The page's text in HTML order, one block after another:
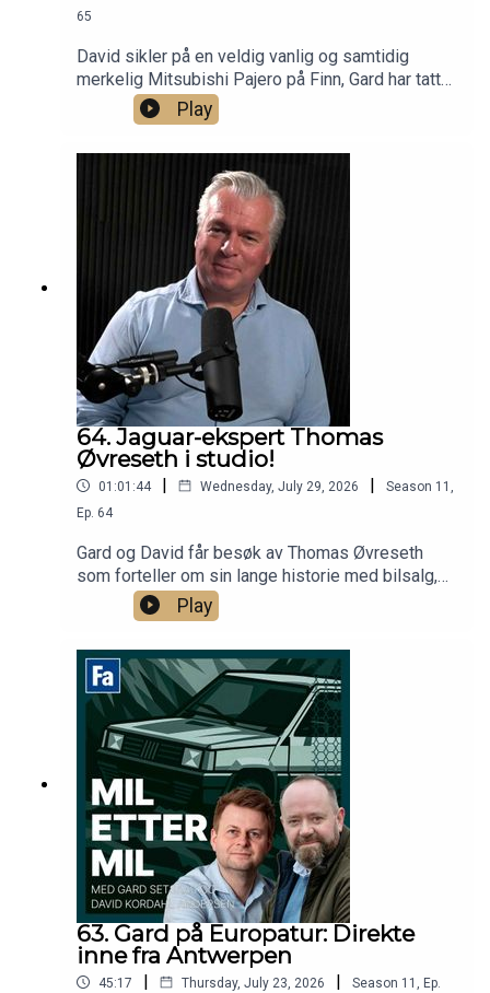
65
David sikler på en veldig vanlig og samtidig
merkelig Mitsubishi Pajero på Finn, Gard har tatt
sin Mercedes SL på verksted for å reparere én
ting og samtidig få en annen ting ødelagt. Og vi
Play
64. Jaguar-ekspert Thomas
Øvreseth i studio!
01:01:44 | Wednesday, July 29, 2026 | Season 11
Ep. 64
Gard og David får besøk av Thomas Øvreseth
som forteller om sin lange historie med bilsalg,
bilentusiasme og ikke minst Jaguars historie i
Norge. Hva som er bra entusiastkjøp for tiden er
Play
63. Gard på Europatur: Direkte
inne fra Antwerpen
45:17 | Thursday, July 23, 2026 | Season 11
Ep.